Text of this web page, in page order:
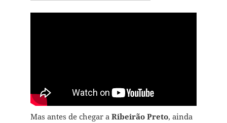
Mas antes de chegar a Ribeirão Preto, ainda